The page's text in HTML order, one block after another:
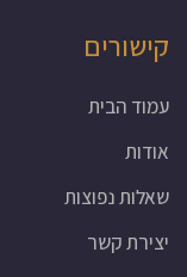
קישורים
עמוד הבית
אודות
שאלות נפוצות
יצירת קשר